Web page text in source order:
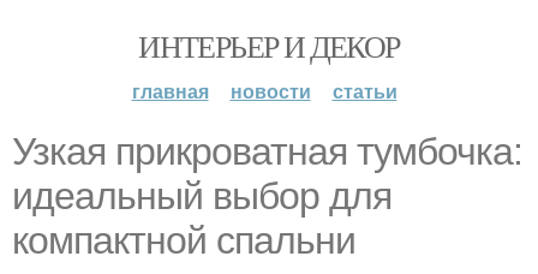
ИНТЕРЬЕР И ДЕКОР
главная новости статьи
Узкая прикроватная тумбочка:
идеальный выбор для
компактной спальни